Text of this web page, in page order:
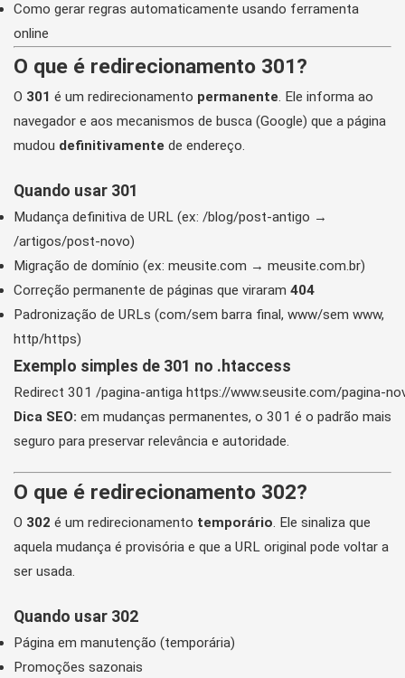
Como gerar regras automaticamente usando ferramenta
online
O que é redirecionamento 301?
O 301 é um redirecionamento permanente. Ele informa ao
navegador e aos mecanismos de busca (Google) que a página
mudou definitivamente de endereço.
Quando usar 301
Mudança definitiva de URL (ex: /blog/post-antigo →
/artigos/post-novo)
Migração de domínio (ex: meusite.com → meusite.com.br)
Correção permanente de páginas que viraram 404
Padronização de URLs (com/sem barra final, www/sem www,
http/https)
Exemplo simples de 301 no .htaccess
Redirect 301 /pagina-antiga https://www.seusite.com/pagina-
Dica SEO: em mudanças permanentes, o 301 é o padrão mais
seguro para preservar relevância e autoridade.
O que é redirecionamento 302?
O 302 é um redirecionamento temporário. Ele sinaliza que
aquela mudança é provisória e que a URL original pode voltar a
ser usada.
Quando usar 302
Página em manutenção (temporária)
Promoções sazonais